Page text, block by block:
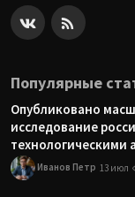
Популярные
Опубликовано
исследование
технологическими
Иванов Петр 13 июл